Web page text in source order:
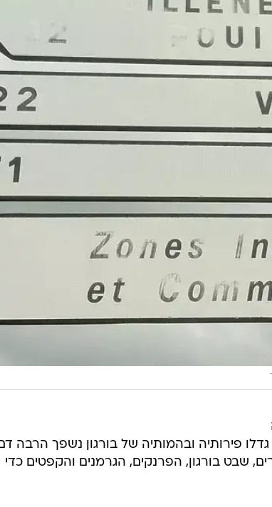
פירותיה ובהמותיה של בורגון נשפך הרבה
שבט בורגון, הפרנקים, הגרמנים והקפטים כדי